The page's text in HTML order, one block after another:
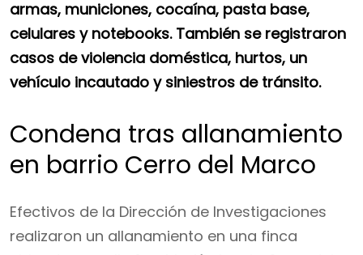
armas, municiones, cocaína, pasta base,
celulares y notebooks. También se registraron
casos de violencia doméstica, hurtos, un
vehículo incautado y siniestros de tránsito.
Condena tras allanamiento
en barrio Cerro del Marco
Efectivos de la Dirección de Investigaciones
realizaron un allanamiento en una finca